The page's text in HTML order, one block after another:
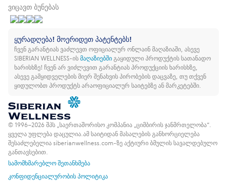
ვიცავთ ბუნებას
ყურადღება! მოერიდეთ პატენტებს!
ჩვენ გარანტიას ვაძლევთ ოფიციალურ ონლაინ მაღაზიაში, ასევე
SIBERIAN WELLNESS-ისმაღაზიებშიგაყიდული პროდუქტის სათანადო
ხარისხზე! ჩვენ არ ვიძლევით გარანტიას პროდუქციის ხარისხზე,
ასევე გამყიდველების მიერ შენახვის პირობების დაცვაზე, თუ თქვენ
ყიდულობთ პროდუქტს არაოფიციალურ საიტებზე ან მარკეტებში.
© 1996–2026 შპს „საერთაშორისო კომპანია „ციმბირის ჯანმრთელობა“.
ყველა უფლება დაცულია. ამ საიტიდან მასალების განხორციელება
შესაძლებელია siberianwellness.com-ზე აქტიური ბმულის სავალდებულო
განთავსებით.
სამომხმარებლო შეთანხმება
კონფიდენციალურობის პოლიტიკა